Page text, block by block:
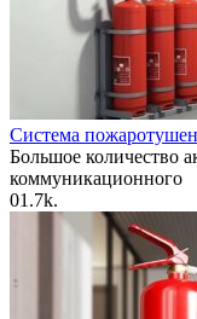
Система
Большое количество
коммуникационного
01.7k.